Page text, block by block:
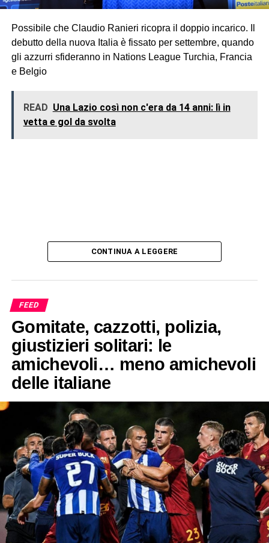
Possibile che Claudio Ranieri ricopra il doppio incarico. Il
debutto della nuova Italia è fissato per settembre, quando
gli azzurri sfideranno in Nations League Turchia, Francia
e Belgio
READ Una Lazio così non c'era da 14 anni: lì in
vetta e gol da svolta
CONTINUA A LEGGERE
FEED
Gomitate, cazzotti, polizia,
giustizieri solitari: le
amichevoli… meno amichevoli
delle italiane